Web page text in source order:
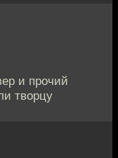
и прочий
творцу